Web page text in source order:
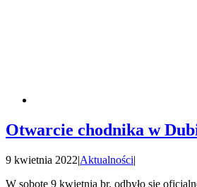
Otwarcie chodnika w
9 kwietnia 2022|Aktualności|
W sobotę 9 kwietnia br. odbyło się